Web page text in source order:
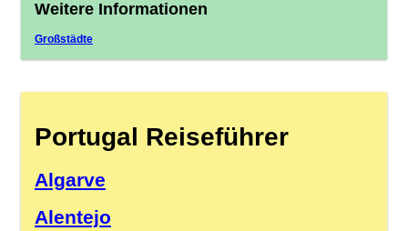
Weitere Informationen
Großstädte
Portugal Reiseführer
Algarve
Alentejo